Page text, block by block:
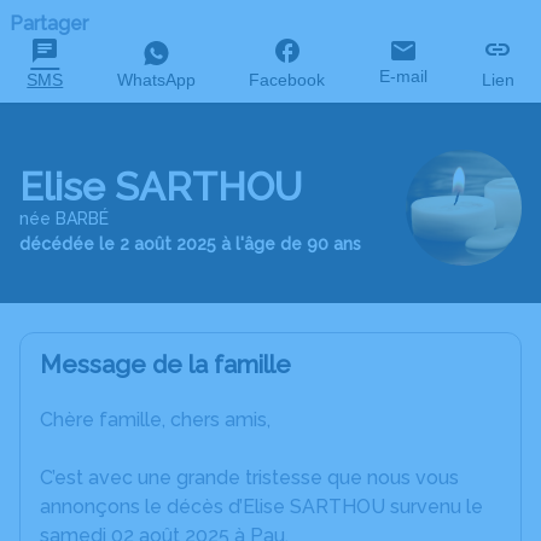
Partager
SMS WhatsApp Facebook E-mail Lien
Elise SARTHOU
née BARBÉ
décédée le 2 août 2025 à l'âge de 90 ans
Message de la famille
Chère famille, chers amis,
C’est avec une grande tristesse que nous vous
annonçons le décès d’Elise SARTHOU survenu le
samedi 02 août 2025 à Pau.